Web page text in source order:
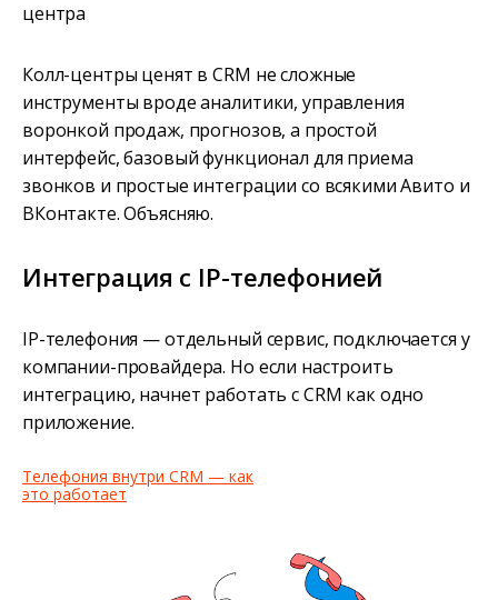
центра
Колл-центры ценят в CRM не сложные
инструменты вроде аналитики, управления
воронкой продаж, прогнозов, а простой
интерфейс, базовый функционал для приема
звонков и простые интеграции со всякими Авито и
ВКонтакте. Объясняю.
Интеграция с IP-телефонией
IP-телефония — отдельный сервис, подключается у
компании-провайдера. Но если настроить
интеграцию, начнет работать с CRM как одно
приложение.
Телефония внутри CRM — как
это работает